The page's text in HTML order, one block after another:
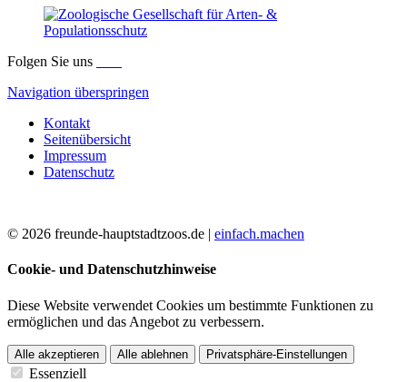
Folgen Sie uns
Navigation überspringen
Kontakt
Seitenübersicht
Impressum
Datenschutz
© 2026 freunde-hauptstadtzoos.de | einfach.machen
Cookie- und Datenschutzhinweise
Diese Website verwendet Cookies um bestimmte Funktionen zu
ermöglichen und das Angebot zu verbessern.
Alle akzeptieren Alle ablehnen Privatsphäre-Einstellungen
Essenziell